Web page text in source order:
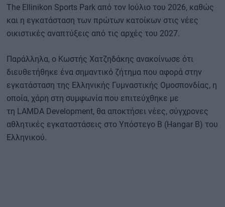
The Ellinikon Sports Park από τον Ιούλιο του 2026, καθώς
και η εγκατάσταση των πρώτων κατοίκων στις νέες
οικιστικές αναπτύξεις από τις αρχές του 2027.
Παράλληλα, ο Κωστής Χατζηδάκης ανακοίνωσε ότι
διευθετήθηκε ένα σημαντικό ζήτημα που αφορά στην
εγκατάσταση της Ελληνικής Γυμναστικής Ομοσπονδίας, η
οποία, χάρη στη συμφωνία που επιτεύχθηκε με
τη LAMDA Development, θα αποκτήσει νέες, σύγχρονες
αθλητικές εγκαταστάσεις στο Υπόστεγο Β (Hangar B) του
Ελληνικού.